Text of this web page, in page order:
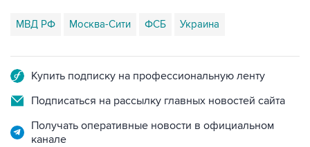
МВД РФ Москва-Сити ФСБ Украина
Купить подписку на профессиональную ленту
Подписаться на рассылку главных новостей сайта
Получать оперативные новости в официальном
канале